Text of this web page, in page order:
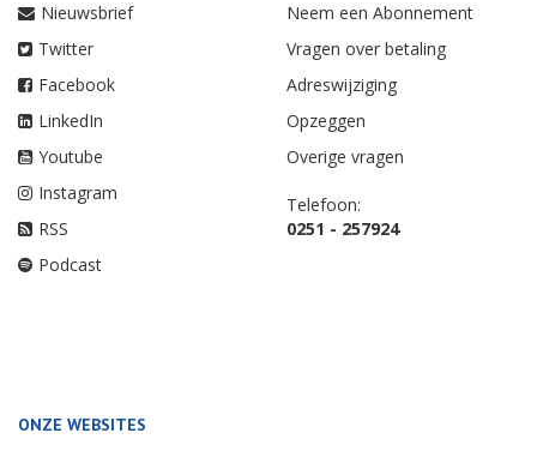
Nieuwsbrief
Twitter
Facebook
LinkedIn
Youtube
Instagram
RSS
Podcast
Neem een Abonnement
Vragen over betaling
Adreswijziging
Opzeggen
Overige vragen
Telefoon:
0251 - 257924
ONZE WEBSITES